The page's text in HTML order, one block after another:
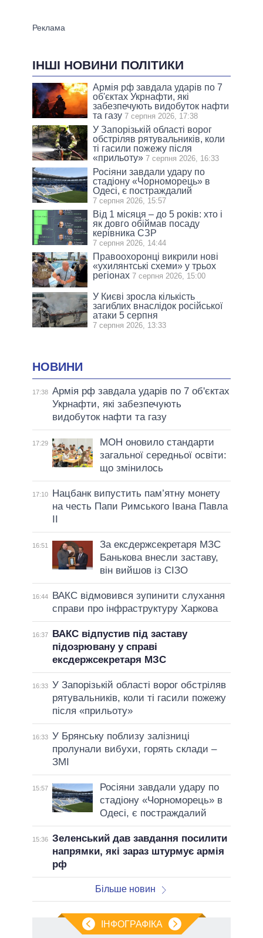
ІНШІ НОВИНИ ПОЛІТИКИ
Армія рф завдала ударів по 7
об'єктах Укрнафти, які
забезпечують видобуток нафти
та газу 7 серпня 2026, 17:38
У Запорізькій області ворог
обстріляв рятувальників, коли
ті гасили пожежу після
«прильоту» 7 серпня 2026, 16:33
Росіяни завдали удару по
стадіону «Чорноморець» в
Одесі, є постраждалий
7 серпня 2026, 15:57
Від 1 місяця – до 5 років: хто і
як довго обіймав посаду
керівника СЗР
7 серпня 2026, 14:44
Правоохоронці викрили нові
«ухилянтські схеми» у трьох
регіонах 7 серпня 2026, 15:00
У Києві зросла кількість
загиблих внаслідок російської
атаки 5 серпня
7 серпня 2026, 13:33
НОВИНИ
17:38 Армія рф завдала ударів по 7 об'єктах
Укрнафти, які забезпечують
видобуток нафти та газу
17:29
МОН оновило стандарти
загальної середньої освіти:
що змінилось
17:10
Нацбанк випустить пам’ятну монету
на честь Папи Римського Івана Павла
II
16:51
За ексдержсекретаря МЗС
Банькова внесли заставу,
він вийшов із СІЗО
16:44
ВАКС відмовився зупинити слухання
справи про інфраструктуру Харкова
16:37
ВАКС відпустив під заставу
підозрювану у справі
ексдержсекретаря МЗС
16:33 У Запорізькій області ворог обстріляв
рятувальників, коли ті гасили пожежу
після «прильоту»
16:33 У Брянську поблизу залізниці
пролунали вибухи, горять склади –
ЗМІ
15:57
Росіяни завдали удару по
стадіону «Чорноморець» в
Одесі, є постраждалий
15:36 Зеленський дав завдання посилити
напрямки, які зараз штурмує армія
рф
Більше новин
ІНФОГРАФІКА